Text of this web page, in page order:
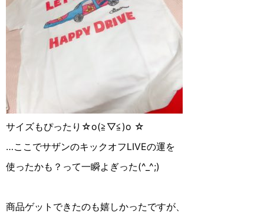
サイズもぴったり☆o(≧▽≦)o ☆
…ここでサザンのキックオフLIVEの運を
使ったかも？って一瞬よぎった(^_^;)
商品ゲットできたのも嬉しかったですが、